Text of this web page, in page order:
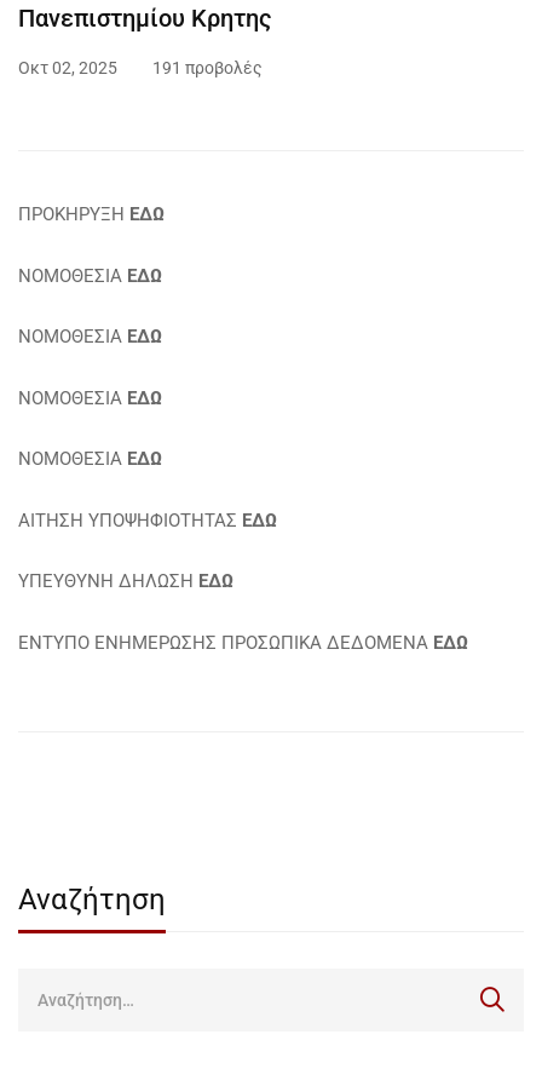
Πανεπιστημίου Κρητης
Οκτ 02, 2025 191 προβολές
ΠΡΟΚΗΡΥΞΗ ΕΔΩ
ΝΟΜΟΘΕΣΙΑ ΕΔΩ
ΝΟΜΟΘΕΣΙΑ ΕΔΩ
ΝΟΜΟΘΕΣΙΑ ΕΔΩ
ΝΟΜΟΘΕΣΙΑ ΕΔΩ
ΑΙΤΗΣΗ ΥΠΟΨΗΦΙΟΤΗΤΑΣ ΕΔΩ
ΥΠΕΥΘΥΝΗ ΔΗΛΩΣΗ ΕΔΩ
ΕΝΤΥΠΟ ΕΝΗΜΕΡΩΣΗΣ ΠΡΟΣΩΠΙΚΑ ΔΕΔΟΜΕΝΑ ΕΔΩ
Αναζήτηση